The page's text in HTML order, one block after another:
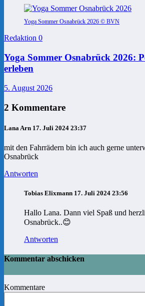
Yoga Sommer Osnabrück 2026 © BVN
Redaktion 0
Yoga Sommer Osnabrück 2026:
erleben
5. August 2026
2 Kommentare
Lana Arn 17. Juli 2024 23:37
mit den Fahrrädern bin ich auch gerne
Osnabrück
Antworten
Tobias Elixmann 17. Juli 2024 23:56
Hallo Lana. Dann viel Spaß und
Osnabrück..😊
Antworten
Kommentar abschicken
Kommentare